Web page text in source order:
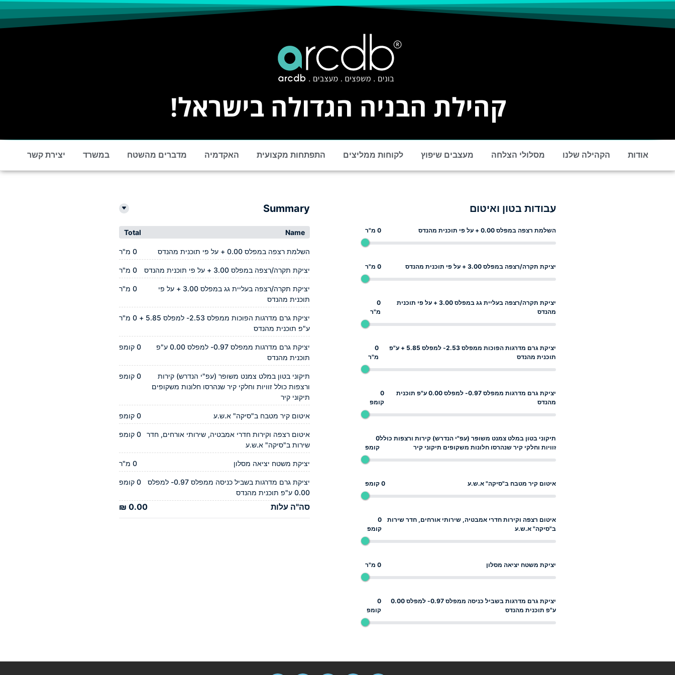
קהילת הבניה הגדולה בישראל!
אודות הקהילה שלנו מסלולי הצלחה מעצבים שיפוץ לקוחות ממליצים התפתחות מקצועית האקדמיה מדברים מהשטח במשרד יצירת קשר
עבודות בטון ואיטום
השלמת רצפה במפלס 0.00 + על פי תוכנית מהנדס 0 מ"ר
יציקת תקרה/רצפה במפלס 3.00 + על פי תוכנית מהנדס 0 מ"ר
יציקת תקרה/רצפה בעליית גג במפלס 3.00 + על פי תוכנית
מהנדס
0
מ"ר
יציקת גרם מדרגות הפוכות ממפלס 2.53- למפלס 5.85 + ע"פ
תוכנית מהנדס
0
מ"ר
יציקת גרם מדרגות ממפלס 0.97- למפלס 0.00 ע"פ תוכנית
מהנדס
0
קומפ
תיקוני בטון במלט צמנט משופר (עפ"י הנדרש) קירות ורצפות כולל
זוויות וחלקי קיר שנהרסו חלונות משקופים תיקוני קיר
0
קומפ
איטום קיר מטבח ב"סיקה" א.ש.ע 0 קומפ
איטום רצפה וקירות חדרי אמבטיה, שירותי אורחים, חדר שירות
ב"סיקה" א.ש.ע
0
קומפ
יציקת משטח יציאה מסלון 0 מ"ר
יציקת גרם מדרגות בשביל כניסה ממפלס 0.97- למפלס 0.00
ע"פ תוכנית מהנדס
0
קומפ
Summary
Name
Total
השלמת רצפה במפלס 0.00 + על פי תוכנית מהנדס 0 מ"ר
יציקת תקרה/רצפה במפלס 3.00 + על פי תוכנית מהנדס 0 מ"ר
יציקת תקרה/רצפה בעליית גג במפלס 3.00 + על פי
תוכנית מהנדס
0 מ"ר
יציקת גרם מדרגות הפוכות ממפלס 2.53- למפלס 5.85 +
ע"פ תוכנית מהנדס
0 מ"ר
יציקת גרם מדרגות ממפלס 0.97- למפלס 0.00 ע"פ
תוכנית מהנדס
0 קומפ
תיקוני בטון במלט צמנט משופר (עפ"י הנדרש) קירות
ורצפות כולל זוויות וחלקי קיר שנהרסו חלונות משקופים
תיקוני קיר
0 קומפ
איטום קיר מטבח ב"סיקה" א.ש.ע 0 קומפ
איטום רצפה וקירות חדרי אמבטיה, שירותי אורחים, חדר
שירות ב"סיקה" א.ש.ע
0 קומפ
יציקת משטח יציאה מסלון 0 מ"ר
יציקת גרם מדרגות בשביל כניסה ממפלס 0.97- למפלס
0.00 ע"פ תוכנית מהנדס
0 קומפ
סה"ה עלות 0.00 ₪